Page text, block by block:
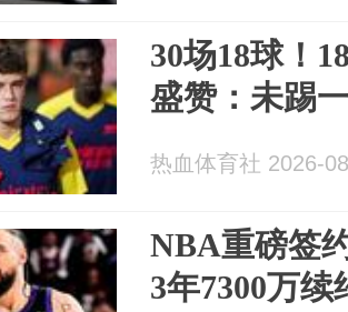
30场18球！
盛赞：未踢
热血体育社 2026-
NBA重磅签
3年7300万续